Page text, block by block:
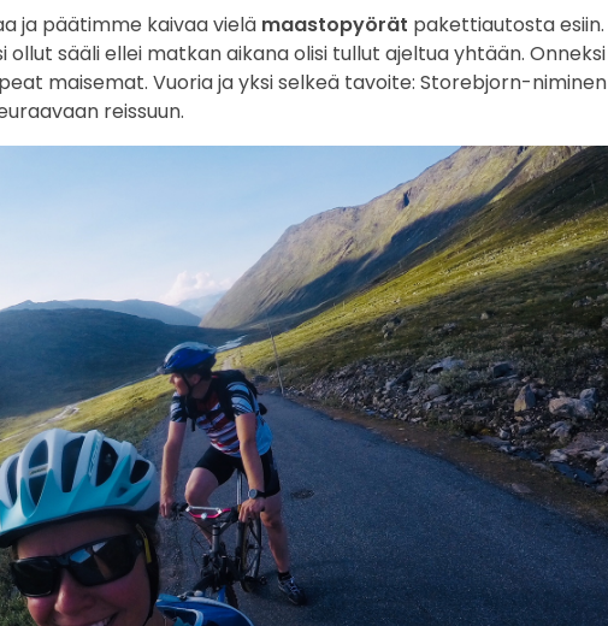
ja päätimme kaivaa vielä maastopyörät pakettiautosta esiin.
sääli ellei matkan aikana olisi tullut ajeltua yhtään. Onneksi
maisemat. Vuoria ja yksi selkeä tavoite: Storebjorn-niminen
reissuun.